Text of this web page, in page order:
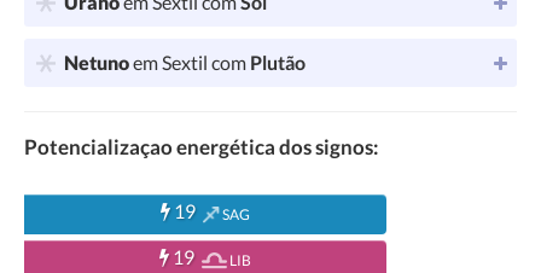
Netunoem Sextil com Plutão
Potencializaçao energética dos signos:
19 SAG
19 LIB